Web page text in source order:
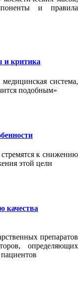
и правила
и критика
система,
подобным»
к снижению
этой цели
качества
препаратов
определяющих